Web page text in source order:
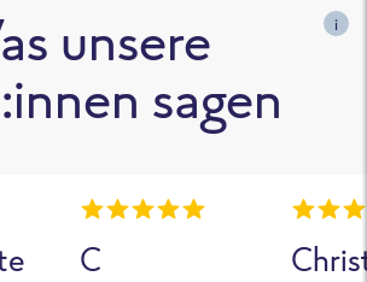
unsere
sagen
i
C